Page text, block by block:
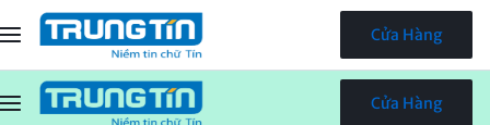
Cửa Hàng
Cửa Hàng